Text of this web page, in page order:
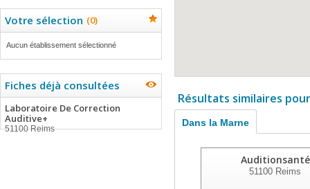
Votre sélection (0)
Aucun établissement sélectionné
Fiches déjà consultées
Laboratoire De Correction
Auditive+
51100 Reims
Résultats similaires
Dans la Marne
Auditionsanté
51100 Reims